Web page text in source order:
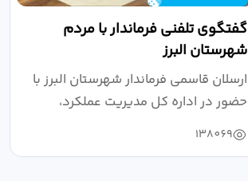
گفتگوی تلفنی فرماندار با مردم
شهرستان البرز
ارسلان قاسمی فرماندار شهرستان البرز با
حضور در اداره کل مدیریت عملکرد،
بازرسی...
138069